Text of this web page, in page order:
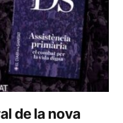
de la nova